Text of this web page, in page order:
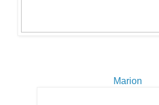
Marion